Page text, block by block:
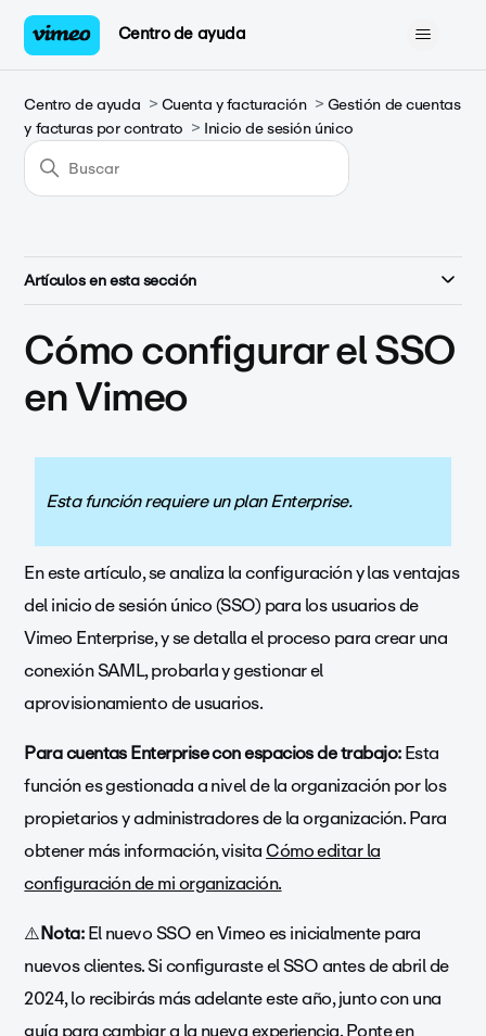
Centro de ayuda
Centro de ayuda Cuenta y facturación
Gestión de cuentas
y facturas por contrato
Inicio de sesión único
Artículos en esta sección
Cómo configurar el SSO
en Vimeo
Esta función requiere un plan Enterprise.
En este artículo, se analiza la configuración y las ventajas
del inicio de sesión único (SSO) para los usuarios de
Vimeo Enterprise, y se detalla el proceso para crear una
conexión SAML, probarla y gestionar el
aprovisionamiento de usuarios.
Para cuentas Enterprise con espacios de trabajo:Esta
función es gestionada a nivel de la organización por los
propietarios y administradores de la organización. Para
obtener más información, visitaCómo editar la
configuración de mi organización.
⚠️Nota:El nuevo SSO en Vimeo es inicialmente para
nuevos clientes. Si configuraste el SSO antes de abril de
2024, lo recibirás más adelante este año, junto con una